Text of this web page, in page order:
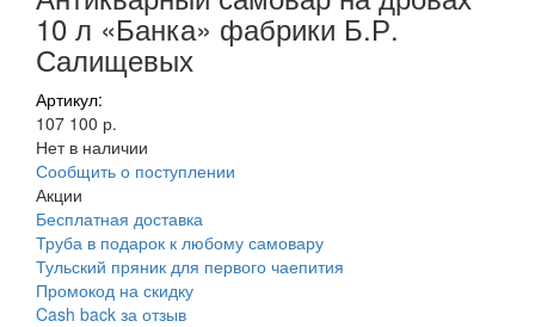
10 л «Банка» фабрики Б.Р.
Салищевых
Артикул:
107 100 р.
Нет в наличии
Сообщить о поступлении
Акции
Бесплатная доставка
Труба в подарок к любому самовару
Тульский пряник для первого чаепития
Промокод на скидку
Cash back за отзыв